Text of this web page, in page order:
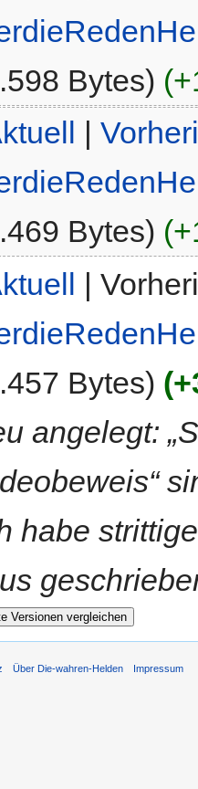
Bytes)
|
Bytes)
|
Bytes)
angelegt:
habe
Über Die-wahren-Helden Impressum